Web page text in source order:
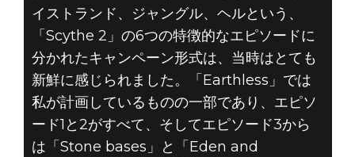
イストランド、ジャングル、ヘルという、
「Scythe 2」の6つの特徴的なエピソードに
分かれたキャンペーン形式は、当時はとても
新鮮に感じられました。「Earthless」では
私が計画しているものの一部であり、エピソ
ード1と2がすべて、そしてエピソード3から
は「Stone bases」と「Eden and